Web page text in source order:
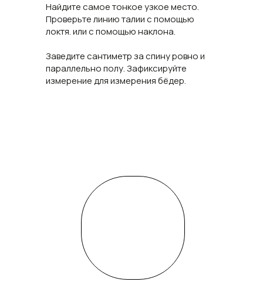
Найдите самое тонкое узкое место.
Проверьте линию талии с помощью
локтя. или с помощью наклона.
Заведите сантиметр за спину ровно и
параллельно полу. Зафиксируйте
измерение для измерения бёдер.